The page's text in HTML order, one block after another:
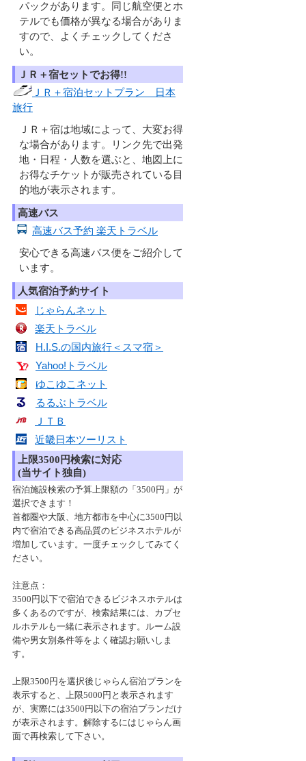
パックがあります。同じ航空便とホ
テルでも価格が異なる場合がありま
すので、よくチェックしてくださ
い。
ＪＲ＋宿セットでお得!!
ＪＲ＋宿泊セットプラン 日本
旅行
ＪＲ＋宿は地域によって、大変お得
な場合があります。リンク先で出発
地・日程・人数を選ぶと、地図上に
お得なチケットが販売されている目
的地が表示されます。
高速バス
高速バス予約 楽天トラベル
安心できる高速バス便をご紹介して
います。
人気宿泊予約サイト
じゃらんネット
楽天トラベル
H.I.S.の国内旅行＜スマ宿＞
Yahoo!トラベル
ゆこゆこネット
るるぶトラベル
ＪＴＢ
近畿日本ツーリスト
上限3500円検索に対応
(当サイト独自)
宿泊施設検索の予算上限額の「3500円」が
選択できます！
首都圏や大阪、地方都市を中心に3500円以
内で宿泊できる高品質のビジネスホテルが
増加しています。一度チェックしてみてく
ださい。
注意点：
3500円以下で宿泊できるビジネスホテルは
多くあるのですが、検索結果には、カプセ
ルホテルも一緒に表示されます。ルーム設
備や男女別条件等をよく確認お願いしま
す。
上限3500円を選択後じゃらん宿泊プランを
表示すると、上限5000円と表示されます
が、実際には3500円以下の宿泊プランだけ
が表示されます。解除するにはじゃらん画
面で再検索して下さい。